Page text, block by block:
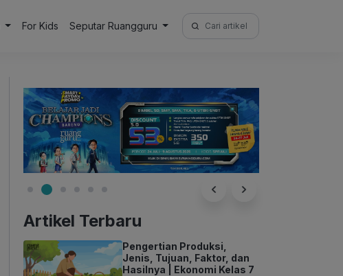
For Kids Seputar Ruangguru
Search
for:
Artikel Terbaru
Pengertian Produksi,
Jenis, Tujuan, Faktor, dan
Hasilnya | Ekonomi Kelas 7